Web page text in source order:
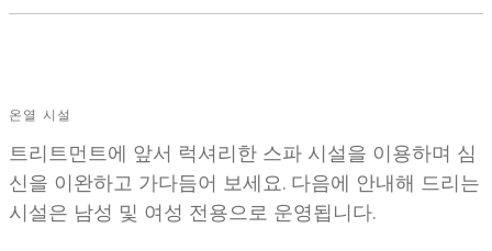
온열 시설
트리트먼트에 앞서 럭셔리한 스파 시설을 이용하며 심
신을 이완하고 가다듬어 보세요. 다음에 안내해 드리는
시설은 남성 및 여성 전용으로 운영됩니다.